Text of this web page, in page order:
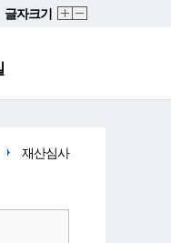
글자크기
재산심사